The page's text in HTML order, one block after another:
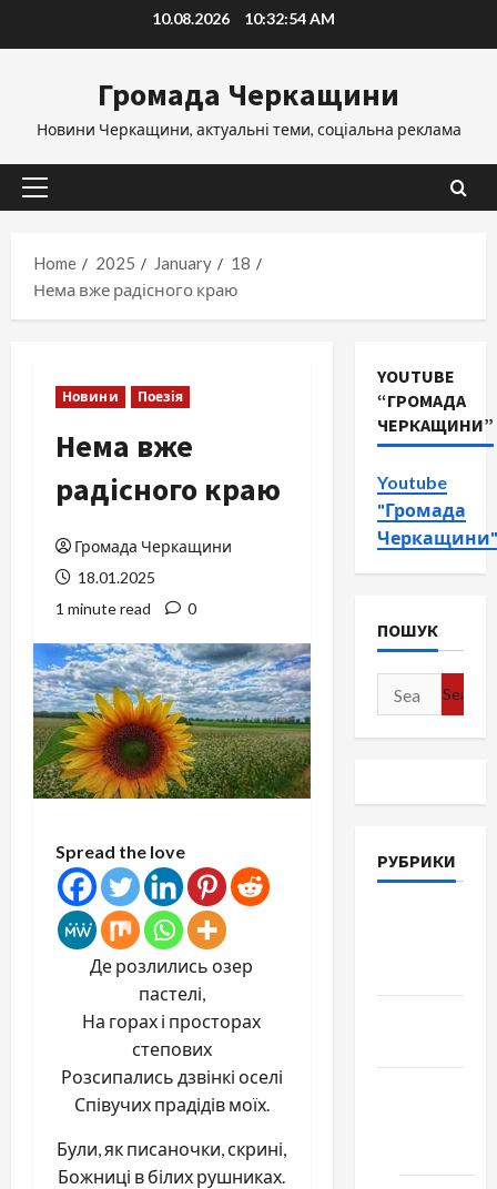
10.08.2026 10:32:54 AM
Громада Черкащини
Новини Черкащини, актуальні теми, соціальна реклама
Primary
Home
2025 January
18
Нема вже радісного краю
Новини Поезія
Нема вже
радісного краю
Громада Черкащини
18.01.2025
1 minute read
0
Spread the love
Де розлились озер
пастелі,
На горах і просторах
степових
Розсипались дзвінкі оселі
Співучих прадідів моїх.
Були, як писаночки, скрині,
Божниці в білих рушниках.
YOUTUBE
“ГРОМАДА
ЧЕРКАЩИНИ”
Youtube
"Громада
Черкащини"
ПОШУК
Search
for:
РУБРИКИ